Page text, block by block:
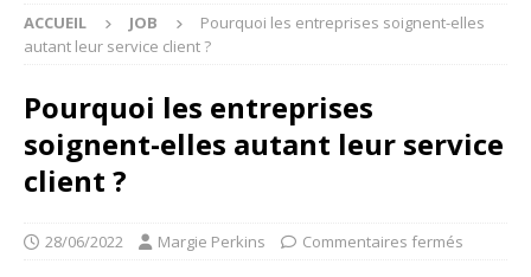
ACCUEIL JOB
Pourquoi les entreprises soignent-elles
autant leur service client ?
Pourquoi les entreprises
soignent-elles autant leur service
client ?
28/06/2022 Margie Perkins Commentaires fermés